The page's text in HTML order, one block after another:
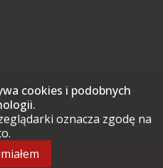
cookies i podobnych
oznacza zgodę na